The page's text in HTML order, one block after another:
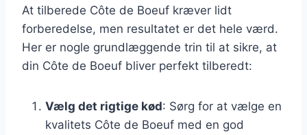
At tilberede Côte de Boeuf kræver lidt
forberedelse, men resultatet er det hele værd.
Her er nogle grundlæggende trin til at sikre, at
din Côte de Boeuf bliver perfekt tilberedt:
Vælg det rigtige kød: Sørg for at vælge en
kvalitets Côte de Boeuf med en god